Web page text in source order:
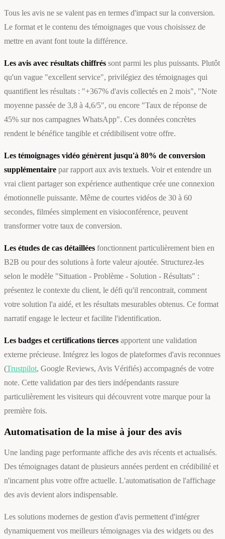
Tous les avis ne se valent pas en termes d'impact sur la conversion.
Le format et le contenu des témoignages que vous choisissez de
mettre en avant font toute la différence.
Les avis avec résultats chiffrés sont parmi les plus puissants. Plutôt
qu'un vague "excellent service", privilégiez des témoignages qui
quantifient les résultats : "+367% d'avis collectés en 2 mois", "Note
moyenne passée de 3,8 à 4,6/5", ou encore "Taux de réponse de
45% sur nos campagnes WhatsApp". Ces données concrètes
rendent le bénéfice tangible et crédibilisent votre offre.
Les témoignages vidéo génèrent jusqu'à 80% de conversion
supplémentaire par rapport aux avis textuels. Voir et entendre un
vrai client partager son expérience authentique crée une connexion
émotionnelle puissante. Même de courtes vidéos de 30 à 60
secondes, filmées simplement en visioconférence, peuvent
transformer votre taux de conversion.
Les études de cas détaillées fonctionnent particulièrement bien en
B2B ou pour des solutions à forte valeur ajoutée. Structurez-les
selon le modèle "Situation - Problème - Solution - Résultats" :
présentez le contexte du client, le défi qu'il rencontrait, comment
votre solution l'a aidé, et les résultats mesurables obtenus. Ce format
narratif engage le lecteur et facilite l'identification.
Les badges et certifications tierces apportent une validation
externe précieuse. Intégrez les logos de plateformes d'avis reconnues
(Trustpilot, Google Reviews, Avis Vérifiés) accompagnés de votre
note. Cette validation par des tiers indépendants rassure
particulièrement les visiteurs qui découvrent votre marque pour la
première fois.
Automatisation de la mise à jour des avis
Une landing page performante affiche des avis récents et actualisés.
Des témoignages datant de plusieurs années perdent en crédibilité et
n'incarnent plus votre offre actuelle. L'automatisation de l'affichage
des avis devient alors indispensable.
Les solutions modernes de gestion d'avis permettent d'intégrer
dynamiquement vos meilleurs témoignages via des widgets ou des